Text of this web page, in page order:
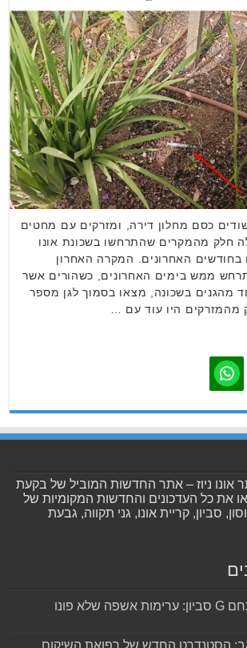
כסם מחלון דירה, ומזרקים עם מחטים
חלק מהמקרים שהתרחשו בשכונת אונו
בחודשים האחרונים. המקרה האחרון
ממש בימים האחרונים, כשהורים אשר
מהגנים בשכונה, מצאו בסמוך לגן מספר
מהמזרקים היו עוד עם …
אונו ניוז – אתר החדשות המוביל של בקעת
את כל העדכונים והחדשות המקומיות של
סביון, קריית אונו, גני תקווה, גבעת
מפגע סביבתי במתחם G סביון: ערימות אשפה שלא פונו